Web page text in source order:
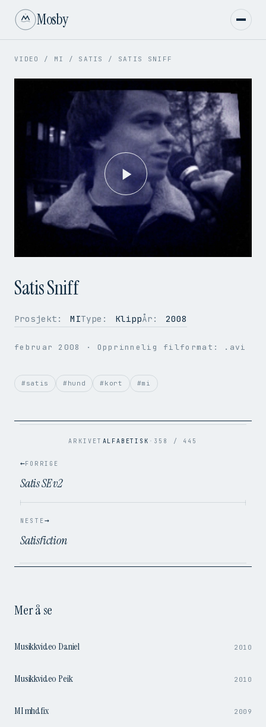
Mosby
VIDEO / MI / SATIS / SATIS SNIFF
Play
Video
720 × 576
LYDKODEK AAC
BITRATE 5.2 Mbps
OPPRINNELIG .avi → .mp4
Satis Sniff
Prosjekt: MIType: KlippÅr: 2008
februar 2008 · Opprinnelig filformat: .avi
#satis #hund #kort #mi
ARKIVET ALFABETISK · 358 / 445
←FORRIGE
Satis SE v2
NESTE→
Satisfiction
Mer å se
Musikkvideo Daniel 2010
3:25
Musikkvideo Peik 2010
13:01
MI mhdfix 2009